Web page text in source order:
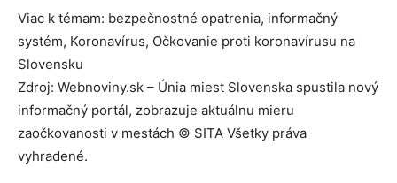
Viac k témam: bezpečnostné opatrenia, informačný
systém, Koronavírus, Očkovanie proti koronavírusu na
Slovensku
Zdroj: Webnoviny.sk – Únia miest Slovenska spustila nový
informačný portál, zobrazuje aktuálnu mieru
zaočkovanosti v mestách © SITA Všetky práva
vyhradené.